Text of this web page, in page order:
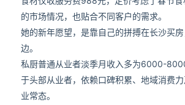
的市场情况，也贴合不同客户的需求。
她的新年愿望，是靠自己的拼搏在长沙买
边。
私厨普通从业者淡季月收入多为6000-
于头部从业者，依赖口碑积累、地域消费
业常态。